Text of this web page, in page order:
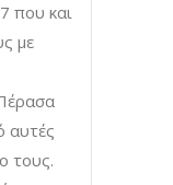
που και
με
αυτές
τους.